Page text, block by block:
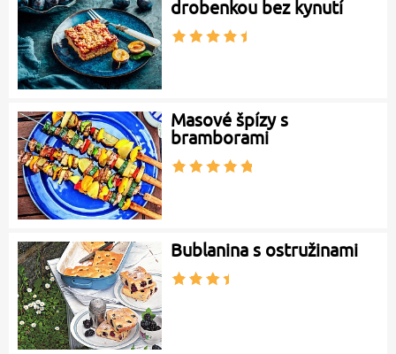
drobenkou bez kynutí
Masové špízy s
bramborami
Bublanina s ostružinami